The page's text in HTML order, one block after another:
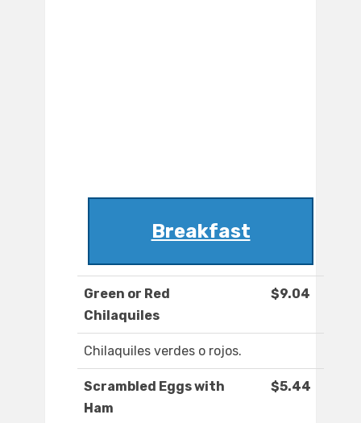
Breakfast
Green or Red
Chilaquiles
$9.04
Chilaquiles verdes o rojos.
Scrambled Eggs with
Ham
$5.44